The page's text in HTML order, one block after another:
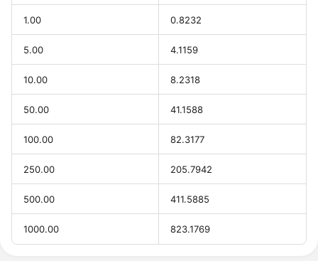
1.00 0.8232
5.00 4.1159
10.00 8.2318
50.00 41.1588
100.00 82.3177
250.00 205.7942
500.00 411.5885
1000.00 823.1769